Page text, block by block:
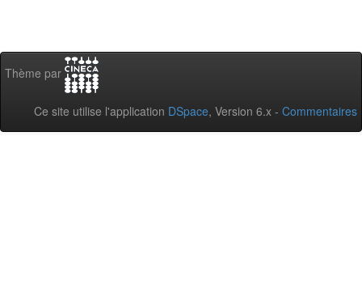
Thème par
Ce site utilise l'application DSpace, Version 6.x - Commentaires